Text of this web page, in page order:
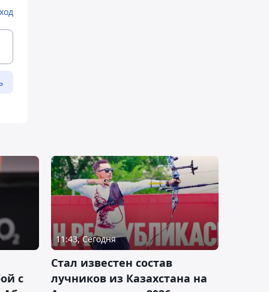
с
11:43, Сегодня
Стал известен состав
лучников из Казахстана на